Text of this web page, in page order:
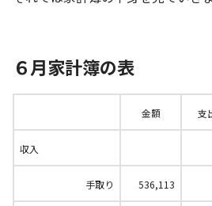
６月家計簿の表
金額 支
収入
手取り 536,113